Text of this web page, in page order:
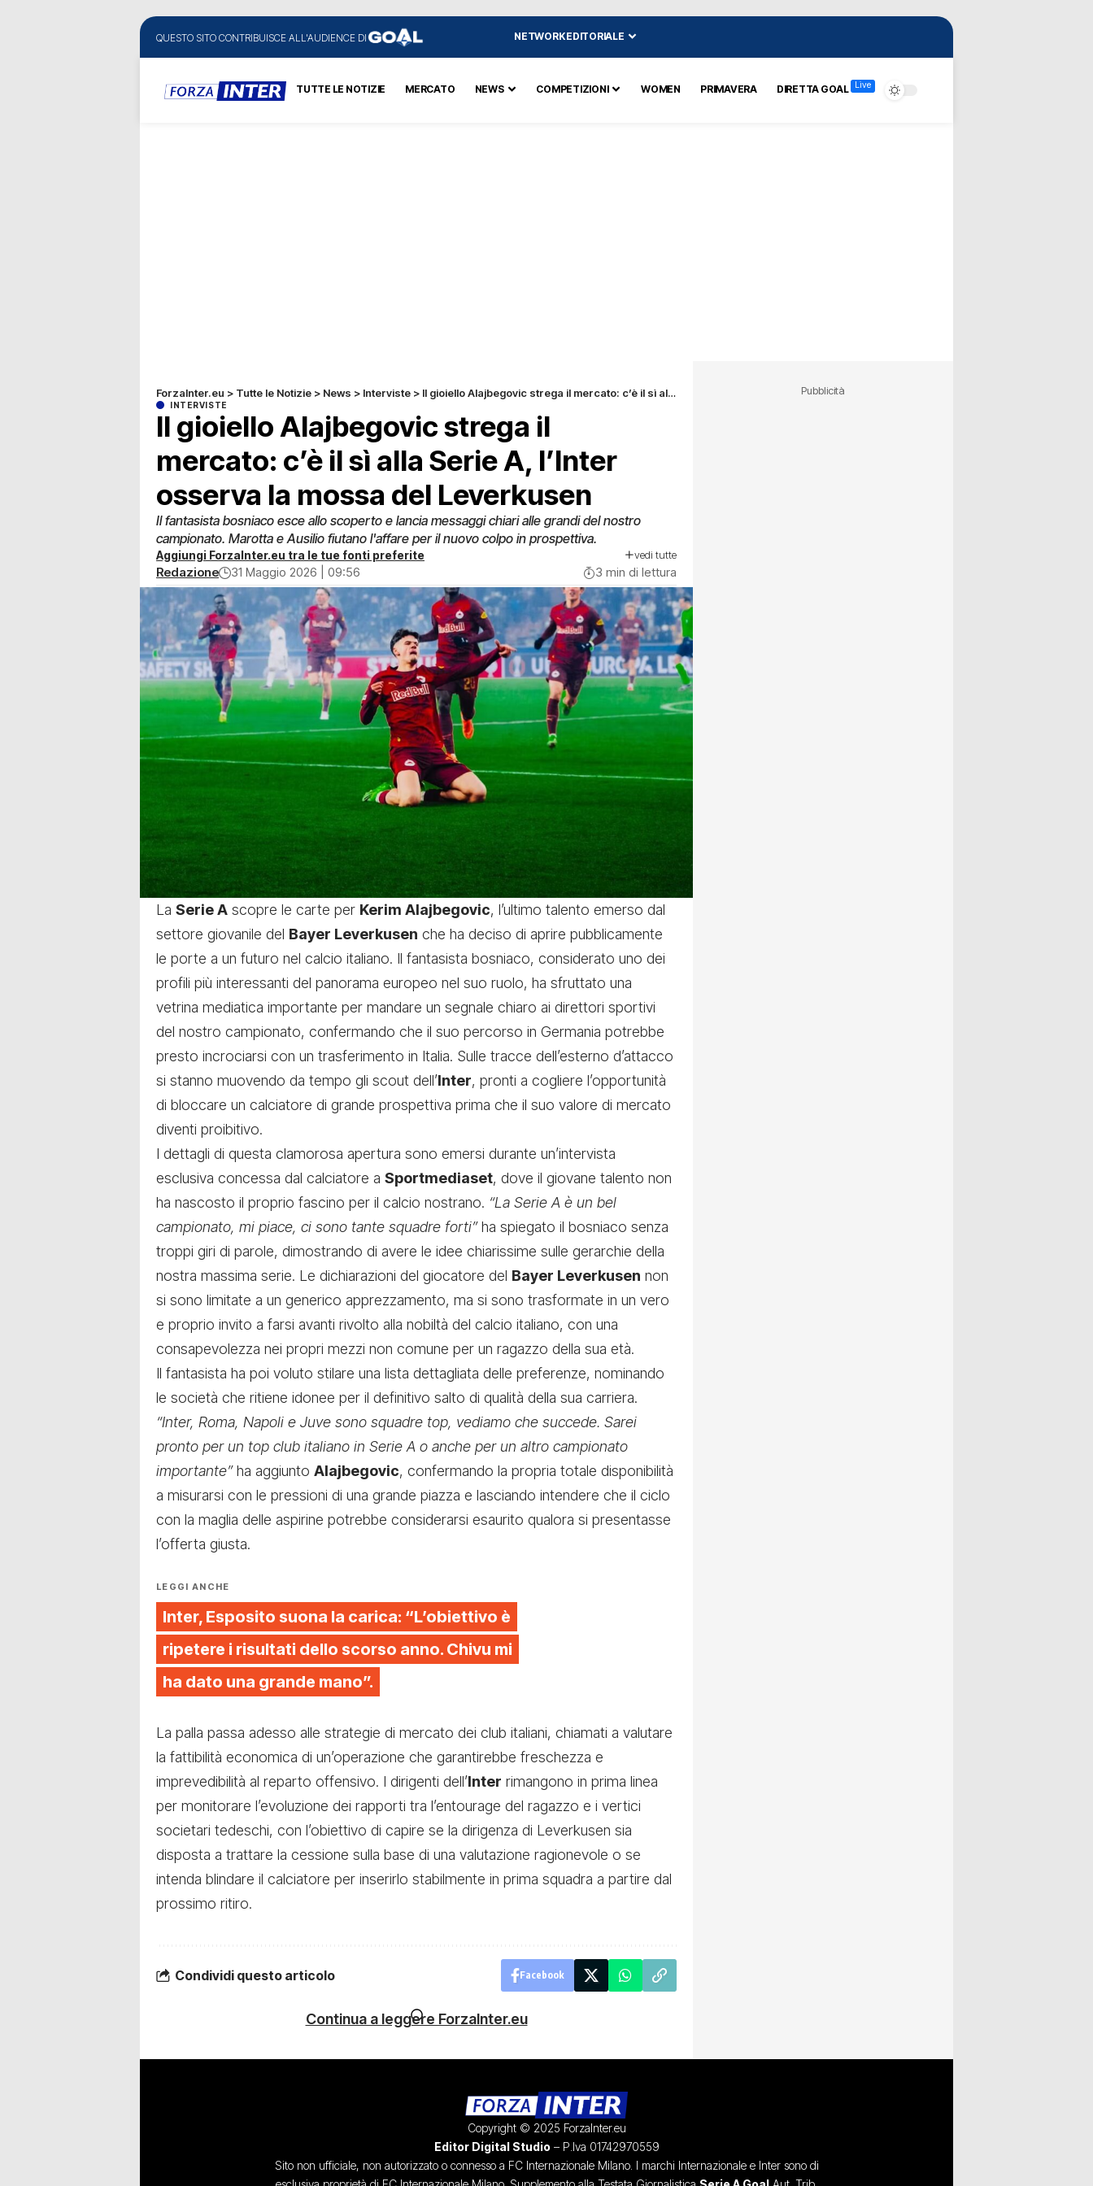
QUESTO SITO CONTRIBUISCE ALL'AUDIENCE DI NETWORK EDITORIALE
TUTTE LE NOTIZIE MERCATO NEWS COMPETIZIONI WOMEN PRIMAVERA DIRETTA GOAL Live
ForzaInter.eu > Tutte le Notizie > News > Interviste > Il gioiello Alajbegovic strega il mercato: c’è il sì alla Serie A, l’Inter osserva la mossa del Leverkusen
INTERVISTE
Il gioiello Alajbegovic strega il
mercato: c’è il sì alla Serie A, l’Inter
osserva la mossa del Leverkusen
Il fantasista bosniaco esce allo scoperto e lancia messaggi chiari alle grandi del nostro
campionato. Marotta e Ausilio fiutano l'affare per il nuovo colpo in prospettiva.
Aggiungi ForzaInter.eu tra le tue fonti preferite vedi tutte
Redazione 31 Maggio 2026 | 09:56 3 min di lettura
La Serie A scopre le carte per Kerim Alajbegovic, l’ultimo talento emerso dal
settore giovanile del Bayer Leverkusen che ha deciso di aprire pubblicamente
le porte a un futuro nel calcio italiano. Il fantasista bosniaco, considerato uno dei
profili più interessanti del panorama europeo nel suo ruolo, ha sfruttato una
vetrina mediatica importante per mandare un segnale chiaro ai direttori sportivi
del nostro campionato, confermando che il suo percorso in Germania potrebbe
presto incrociarsi con un trasferimento in Italia. Sulle tracce dell’esterno d’attacco
si stanno muovendo da tempo gli scout dell’Inter, pronti a cogliere l’opportunità
di bloccare un calciatore di grande prospettiva prima che il suo valore di mercato
diventi proibitivo.
I dettagli di questa clamorosa apertura sono emersi durante un’intervista
esclusiva concessa dal calciatore a Sportmediaset, dove il giovane talento non
ha nascosto il proprio fascino per il calcio nostrano. “La Serie A è un bel
campionato, mi piace, ci sono tante squadre forti”ha spiegato il bosniaco senza
troppi giri di parole, dimostrando di avere le idee chiarissime sulle gerarchie della
nostra massima serie. Le dichiarazioni del giocatore del Bayer Leverkusen non
si sono limitate a un generico apprezzamento, ma si sono trasformate in un vero
e proprio invito a farsi avanti rivolto alla nobiltà del calcio italiano, con una
consapevolezza nei propri mezzi non comune per un ragazzo della sua età.
Il fantasista ha poi voluto stilare una lista dettagliata delle preferenze, nominando
le società che ritiene idonee per il definitivo salto di qualità della sua carriera.
“Inter, Roma, Napoli e Juve sono squadre top, vediamo che succede. Sarei
pronto per un top club italiano in Serie A o anche per un altro campionato
importante”ha aggiunto Alajbegovic, confermando la propria totale disponibilità
a misurarsi con le pressioni di una grande piazza e lasciando intendere che il ciclo
con la maglia delle aspirine potrebbe considerarsi esaurito qualora si presentasse
l’offerta giusta.
LEGGI ANCHE
Inter, Esposito suona la carica: “L’obiettivo è
ripetere i risultati dello scorso anno. Chivu mi
ha dato una grande mano”.
La palla passa adesso alle strategie di mercato dei club italiani, chiamati a valutare
la fattibilità economica di un’operazione che garantirebbe freschezza e
imprevedibilità al reparto offensivo. I dirigenti dell’Inter rimangono in prima linea
per monitorare l’evoluzione dei rapporti tra l’entourage del ragazzo e i vertici
societari tedeschi, con l’obiettivo di capire se la dirigenza di Leverkusen sia
disposta a trattare la cessione sulla base di una valutazione ragionevole o se
intenda blindare il calciatore per inserirlo stabilmente in prima squadra a partire dal
prossimo ritiro.
Condividi questo articolo Facebook
Continua a leggere ForzaInter.eu
Pubblicità
Copyright © 2025 ForzaInter.eu
Editor Digital Studio – P.Iva 01742970559
Sito non ufficiale, non autorizzato o connesso a FC Internazionale Milano. I marchi Internazionale e Inter sono di